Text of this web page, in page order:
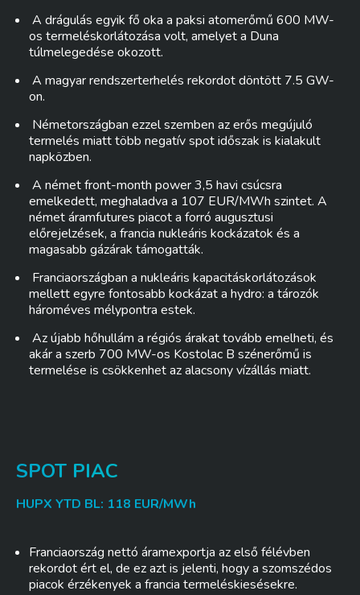
A drágulás egyik fő oka a paksi atomerőmű 600 MW-
os termeléskorlátozása volt, amelyet a Duna
túlmelegedése okozott.
A magyar rendszerterhelés rekordot döntött 7.5 GW-
on.
Németországban ezzel szemben az erős megújuló
termelés miatt több negatív spot időszak is kialakult
napközben.
A német front-month power 3,5 havi csúcsra
emelkedett, meghaladva a 107 EUR/MWh szintet. A
német áramfutures piacot a forró augusztusi
előrejelzések, a francia nukleáris kockázatok és a
magasabb gázárak támogatták.
Franciaországban a nukleáris kapacitáskorlátozások
mellett egyre fontosabb kockázat a hydro: a tározók
hároméves mélypontra estek.
Az újabb hőhullám a régiós árakat tovább emelheti, és
akár a szerb 700 MW-os Kostolac B szénerőmű is
termelése is csökkenhet az alacsony vízállás miatt.
SPOT PIAC
HUPX YTD BL: 118 EUR/MWh
Franciaország nettó áramexportja az első félévben
rekordot ért el, de ez azt is jelenti, hogy a szomszédos
piacok érzékenyek a francia termeléskiesésekre.